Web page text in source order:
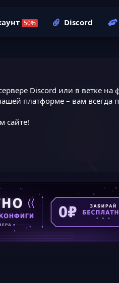
Discord
Discord или в ветке на
платформе – вам всегда
сайте!